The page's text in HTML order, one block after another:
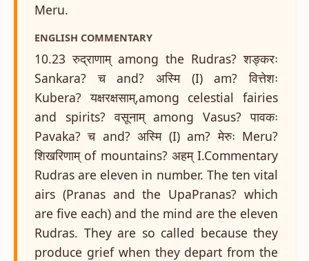
Meru.
ENGLISH COMMENTARY
10.23 रुद्राणाम् among the Rudras? शङ्करः
Sankara? च and? अस्मि (I) am? वित्तेशः
Kubera? यक्षरक्षसाम्,among celestial fairies
and spirits? वसूनाम् among Vasus? पावकः
Pavaka? च and? अस्मि (I) am? मेरुः Meru?
शिखरिणाम् of mountains? अहम् I.Commentary
Rudras are eleven in number. The ten vital
airs (Pranas and the UpaPranas? which
are five each) and the mind are the eleven
Rudras. They are so called because they
produce grief when they depart from the